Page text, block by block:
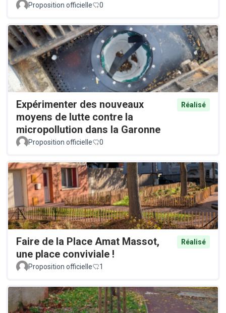
Proposition officielle 0
Expérimenter des nouveaux
moyens de lutte contre la
micropollution dans la Garonne
Réalisé
Proposition officielle 0
Faire de la Place Amat Massot,
une place conviviale !
Réalisé
Proposition officielle 1